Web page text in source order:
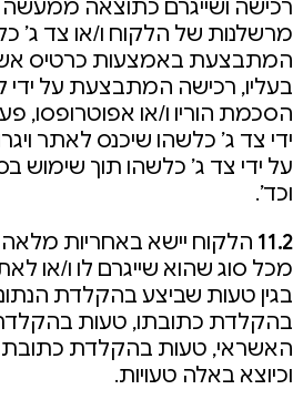
רכישה ושייגרם כתוצאה ממעשה
מרשלנות של הלקוח ו/או צד ג’
המתבצעת באמצעות כרטיס
בעליו, רכישה המתבצעת על ידי
הסכמת הוריו ו/או אפוטרופסו,
ידי צד ג’ כלשהו שיכנס לאתר
על ידי צד ג’ כלשהו תוך
וכד’.
11.2 הלקוח יישא באחריות מלאה
מכל סוג שהוא שייגרם לו ו/או
בגין טעות שביצע בהקלדת
בהקלדת כתובתו, טעות
האשראי, טעות בהקלדת
וכיוצא באלה טעויות.